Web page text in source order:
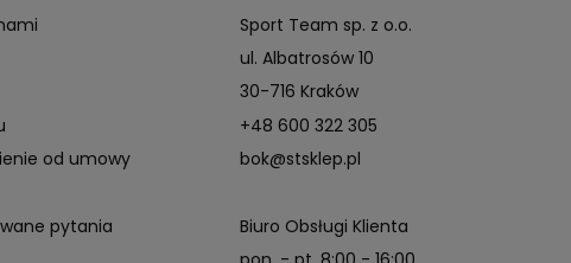
od umowy
pytania
Sport Team sp. z o.o.
ul. Albatrosów 10
30-716 Kraków
+48 600 322 305
bok@stsklep.pl
Biuro Obsługi Klienta